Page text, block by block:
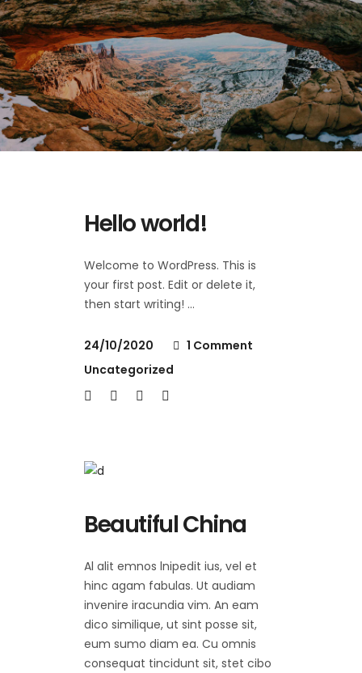
Hello world!
Welcome to WordPress. This is
your first post. Edit or delete it,
then start writing!
24/10/2020
1 Comment
Uncategorized
Beautiful China
Al alit emnos lnipedit ius, vel et
hinc agam fabulas. Ut audiam
invenire iracundia vim. An eam
dico similique, ut sint posse sit,
eum sumo diam ea. Cu omnis
consequat tincidunt sit, stet cibo